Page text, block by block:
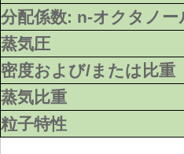
分配係数: n-オクタノ
蒸気圧
密度および/または比重
蒸気比重
粒子特性